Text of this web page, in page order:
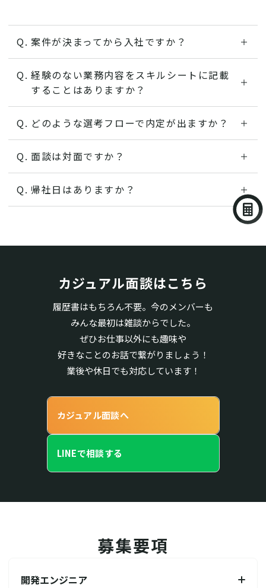
案件が決まってから入社ですか？
案件参画の有無に関わらず、内定通知の際に
お伝えした日付でのご入社となります。
経験のない業務内容をスキルシートに記載
することはありますか？
経験していない経歴をスキルシートに記載す
ジニアへも不誠実な結果を生むため絶対にあ
ってはならないことです。
どのような選考フローで内定が出ますか？
ご応募から役員、人事同席の面談を経て、3営
す。
面談は対面ですか？
原則ZoomでのWEB開催となりますが、ご希
帰社日はありますか？
開催しています。
カジュアル面談はこちら
履歴書はもちろん不要。今のメンバーも
みんな最初は雑談からでした。
ぜひお仕事以外にも趣味や
好きなことのお話で繋がりましょう！
業後や休日でも対応しています！
カジュアル面談へ
LINEで相談する
募集要項
開発エンジニア